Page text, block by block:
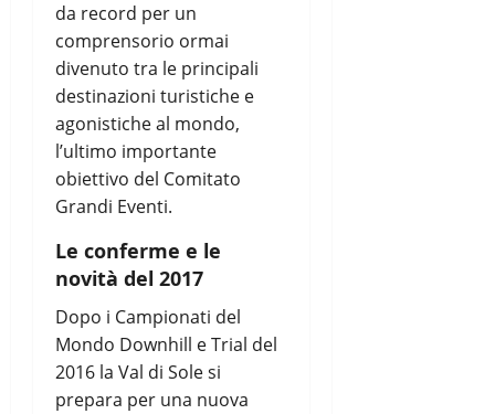
da record per un
comprensorio ormai
divenuto tra le principali
destinazioni turistiche e
agonistiche al mondo,
l’ultimo importante
obiettivo del Comitato
Grandi Eventi.
Le conferme e le
novità del 2017
Dopo i Campionati del
Mondo Downhill e Trial del
2016 la Val di Sole si
prepara per una nuova